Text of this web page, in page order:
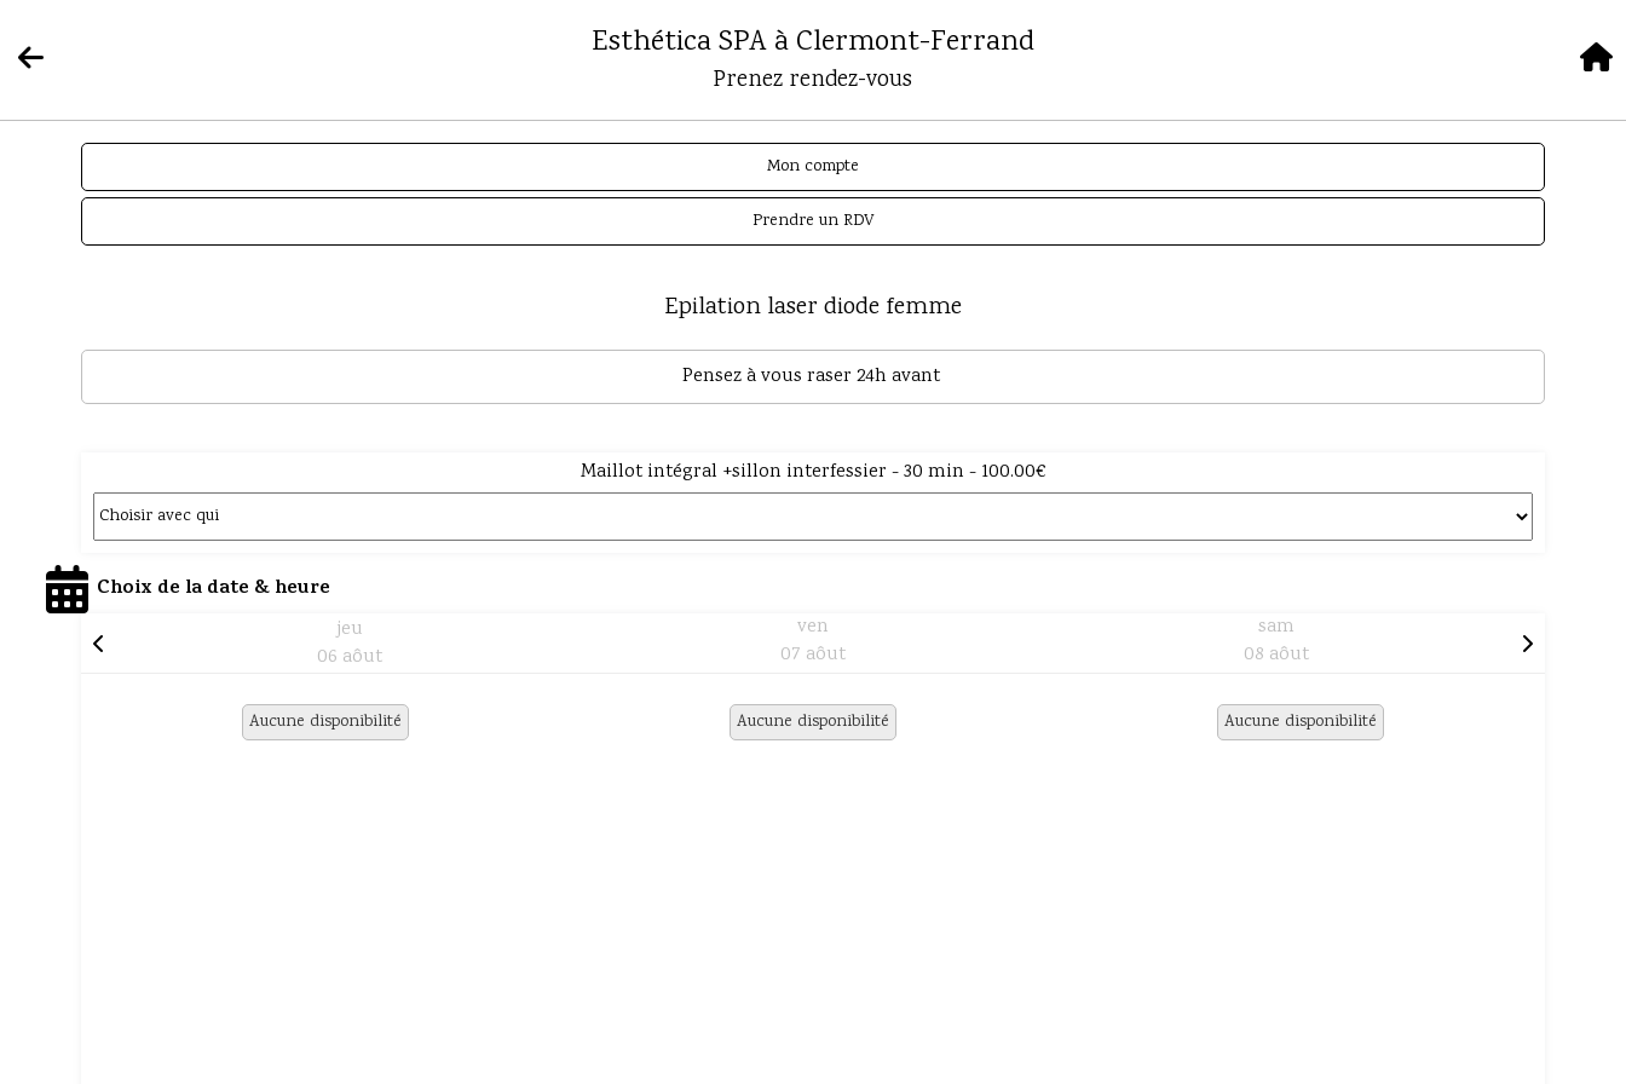
Esthética SPA à Clermont-Ferrand
Prenez rendez-vous
Mon compte
Prendre un RDV
Epilation laser diode femme
Pensez à vous raser 24h avant
Maillot intégral +sillon interfessier - 30 min - 100.00€
Choix de la date & heure
jeu
06 aôut
ven
07 aôut
sam
08 aôut
Aucune disponibilité Aucune disponibilité Aucune disponibilité